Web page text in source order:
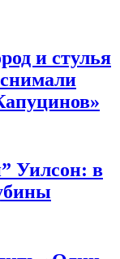
и стулья
Уилсон: в